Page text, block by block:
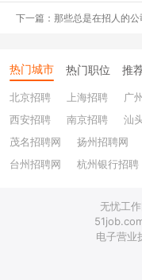
下一篇：那些总是在招人的公
热门城市 热门职位 推
北京招聘 上海招聘 广
西安招聘
南京招聘 汕
茂名招聘网
扬州招聘网
台州招聘网
杭州银行招聘
上饶招聘网无忧工
电子营业